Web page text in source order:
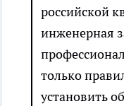
российской
инженерная
только
установить